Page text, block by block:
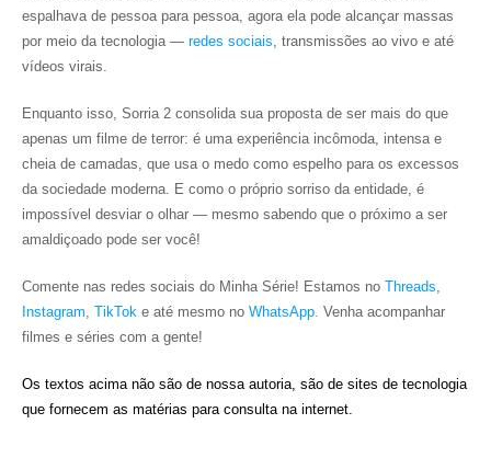
espalhava de pessoa para pessoa, agora ela pode alcançar massas
por meio da tecnologia — redes sociais, transmissões ao vivo e até
vídeos virais.
Enquanto isso, Sorria 2 consolida sua proposta de ser mais do que
apenas um filme de terror: é uma experiência incômoda, intensa e
cheia de camadas, que usa o medo como espelho para os excessos
da sociedade moderna. E como o próprio sorriso da entidade, é
impossível desviar o olhar — mesmo sabendo que o próximo a ser
amaldiçoado pode ser você!
Comente nas redes sociais do Minha Série! Estamos no Threads,
Instagram, TikTok e até mesmo no WhatsApp. Venha acompanhar
filmes e séries com a gente!
Os textos acima não são de nossa autoria, são de sites de tecnologia
que fornecem as matérias para consulta na internet.